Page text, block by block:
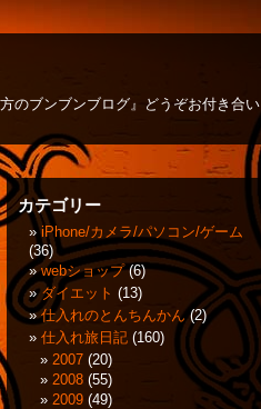
のブンブンブログ』どうぞお付き合い
カテゴリー
iPhone/カメラ/パソコン/ゲーム
(36)
webショップ(6)
ダイエット (13)
仕入れのとんちんかん(2)
仕入れ旅日記 (160)
2007 (20)
2008 (55)
2009 (49)